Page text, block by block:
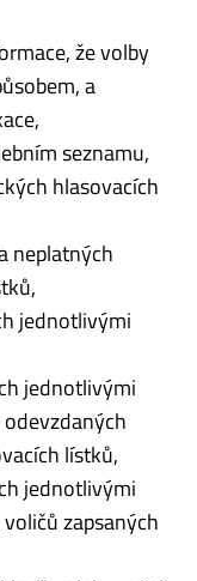
že volby
a
seznamu,
hlasovacích
neplatných
jednotlivými
jednotlivými
lístků,
jednotlivými
zapsaných